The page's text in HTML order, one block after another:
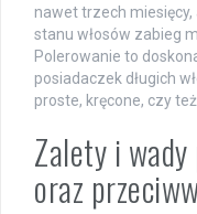
nawet trzech
stanu włosów zabieg
Polerowanie to
posiadaczek długich
proste, kręcone, czy
Zalety i
oraz